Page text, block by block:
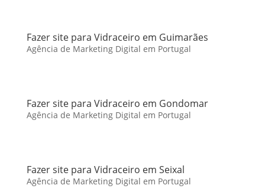
Fazer site para Vidraceiro em Guimarães
Agência de Marketing Digital em Portugal
Fazer site para Vidraceiro em Gondomar
Agência de Marketing Digital em Portugal
Fazer site para Vidraceiro em Seixal
Agência de Marketing Digital em Portugal